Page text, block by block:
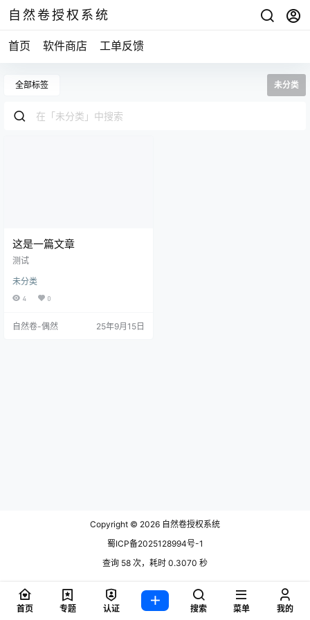
自然卷授权系统
首页 软件商店 工单反馈
全部标签 未分类
这是一篇文章
测试
未分类
4 0
自然卷-偶然 25年9月15日
Copyright © 2026 自然卷授权系统
蜀ICP备2025128994号-1
查询 58 次，耗时 0.3070 秒
首页 专题 认证 搜索 菜单 我的